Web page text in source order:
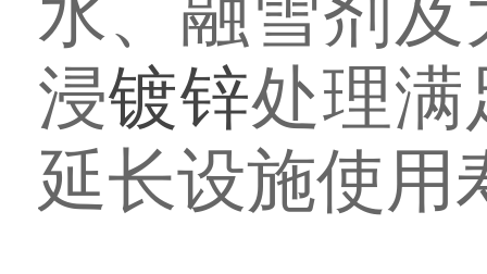
浸镀锌处理满
延长设施使用